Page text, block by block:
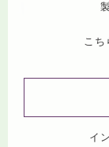
こち
イ